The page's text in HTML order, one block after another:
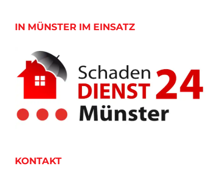
IN MÜNSTER IM EINSATZ
KONTAKT